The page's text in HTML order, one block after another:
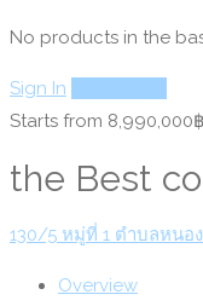
No products in the
Sign In
Starts from 8,990,000฿
the Best
130/5 หมู่ที่ 1 ตำบลหนอ
Overview